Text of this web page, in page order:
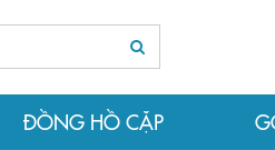
ĐỒNG HỒ CẶP